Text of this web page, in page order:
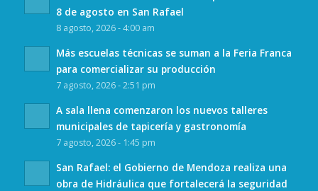
8 de agosto en San Rafael
8 agosto, 2026 - 4:00 am
Más escuelas técnicas se suman a la Feria Franca
para comercializar su producción
7 agosto, 2026 - 2:51 pm
A sala llena comenzaron los nuevos talleres
municipales de tapicería y gastronomía
7 agosto, 2026 - 1:45 pm
San Rafael: el Gobierno de Mendoza realiza una
obra de Hidráulica que fortalecerá la seguridad